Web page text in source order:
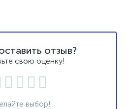
отзыв?
свою оценку!
выбор!